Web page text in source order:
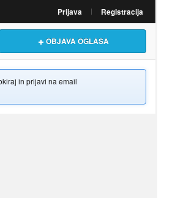
Prijava Registracija
OBJAVA OGLASA
in prijavi na email